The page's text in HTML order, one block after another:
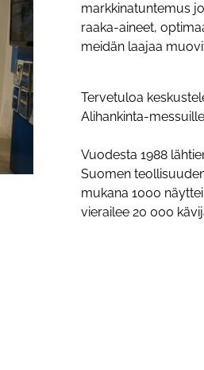
markkinatuntemus
raaka-aineet,
meidän laajaa
Tervetuloa
Alihankinta-
Vuodesta 1988
Suomen
mukana 1000
vierailee 20 000